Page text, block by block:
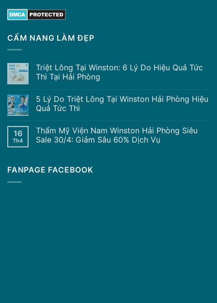
CẨM NANG LÀM ĐẸP
Triệt Lông Tại Winston: 6 Lý Do Hiệu Quả Tức
Thì Tại Hải Phòng
5 Lý Do Triệt Lông Tại Winston Hải Phòng Hiệu
Quả Tức Thì
16
Th4
Thẩm Mỹ Viện Nam Winston Hải Phòng Siêu
Sale 30/4: Giảm Sâu 60% Dịch Vụ
FANPAGE FACEBOOK